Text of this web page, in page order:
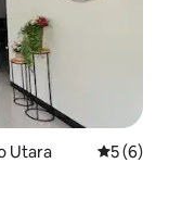
Utara
5 (6)